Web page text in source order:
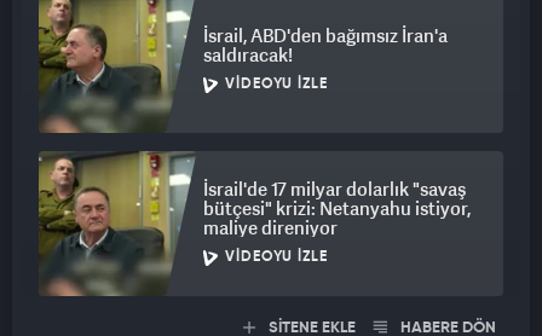
İsrail, ABD'den bağımsız İran'a
saldıracak!
VIDEOYU İZLE
İsrail'de 17 milyar dolarlık "savaş
bütçesi" krizi: Netanyahu istiyor,
maliye direniyor
VIDEOYU İZLE
SİTENE EKLE HABERE DÖN